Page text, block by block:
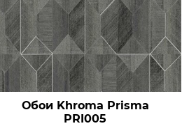
Обои Khroma Prisma
PRI005